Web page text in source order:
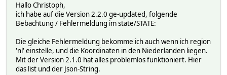
Hallo Christoph,
ich habe auf die Version 2.2.0 ge-updated, folgende
Bebachtung / Fehlermeldung im state/STATE:
Die gleiche Fehlermeldung bekomme ich auch wenn ich region
'nl' einstelle, und die Koordinaten in den Niederlanden liegen.
Mit der Version 2.1.0 hat alles problemlos funktioniert. Hier
das list und der Json-String.